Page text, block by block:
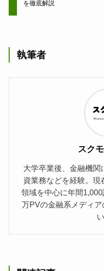
を徹底解説
執筆者
スク
大学卒業後、金融機関
資業務などを経験。
領域を中心に年間
万PVの金融系メディ